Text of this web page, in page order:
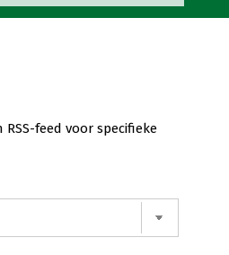
feed voor specifieke